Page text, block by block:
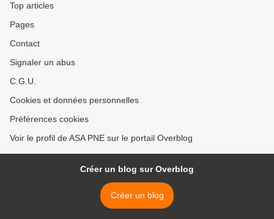
Top articles
Pages
Contact
Signaler un abus
C.G.U.
Cookies et données personnelles
Préférences cookies
Voir le profil de ASA PNE sur le portail Overblog
Créer un blog sur Overblog
Créer un blog